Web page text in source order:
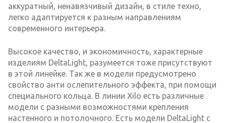
аккуратный, ненавязчивый дизайн, в стиле техно,
легко адаптируется к разным направлениям
современного интерьера.
Высокое качество, и экономичность, характерные
изделиям DeltaLight, разумеется тоже присутствуют
в этой линейке. Так же в модели предусмотрено
свойство анти ослепительного эффекта, при помощи
специального кольца. В линии Xilo есть различные
модели с разными возможностями крепления
настенного и потолочного. Есть модели DeltaLight с